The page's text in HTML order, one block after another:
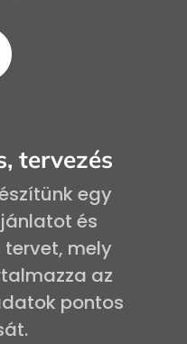
tervezés
egy
és
mely
az
pontos